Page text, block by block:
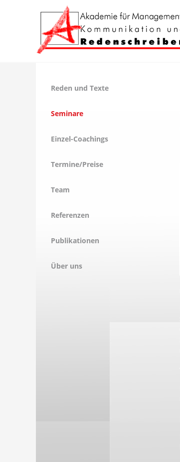
Reden und Texte
Seminare
Einzel-Coachings
Termine/Preise
Team
Referenzen
Publikationen
Über uns